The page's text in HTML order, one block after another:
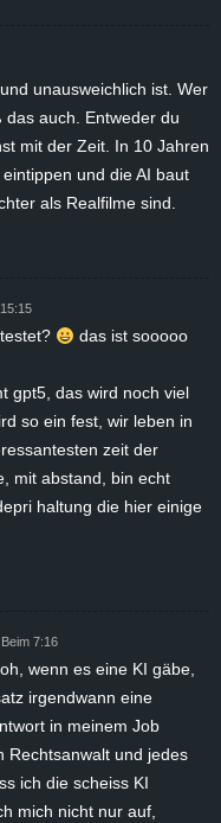
unausweichlich ist. Wer
auch. Entweder du
mit der Zeit. In 10 Jahren
und die AI baut
als Realfilme sind.
das ist sooooo
gpt5, das wird noch viel
so ein fest, wir leben in
zeit der
mit abstand, bin echt
haltung die hier einige
7:16
wenn es eine KI gäbe,
irgendwann eine
in meinem Job
Rechtsanwalt und jedes
ich die scheiss KI
mich nicht nur auf,